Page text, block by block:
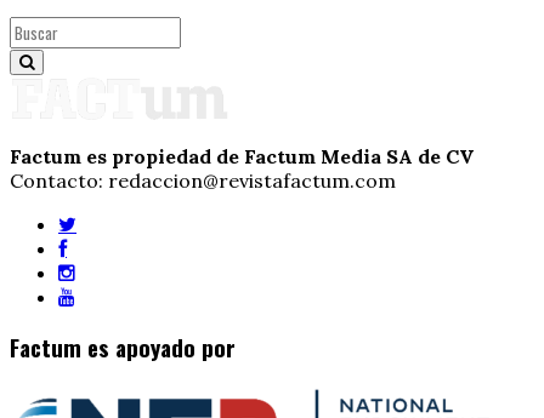
Factum es propiedad de Factum Media SA de CV
Contacto: redaccion@revistafactum.com
Factum es apoyado por